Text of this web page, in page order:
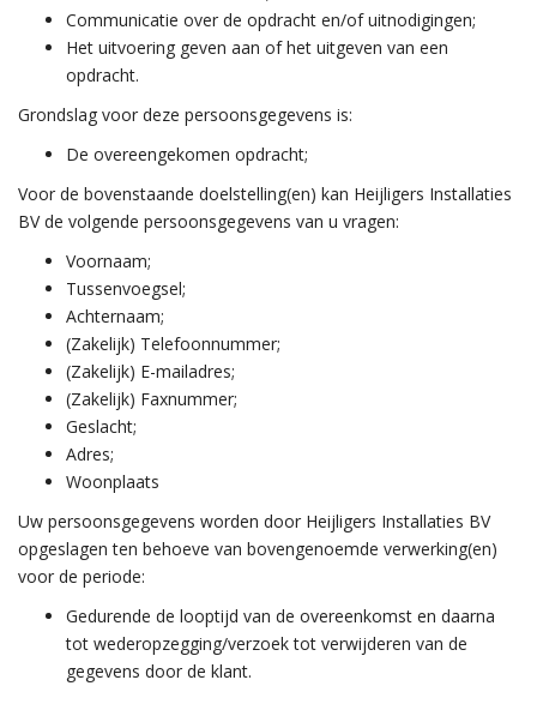
Communicatie over de opdracht en/of uitnodigingen;
Het uitvoering geven aan of het uitgeven van een
opdracht.
Grondslag voor deze persoonsgegevens is:
De overeengekomen opdracht;
Voor de bovenstaande doelstelling(en) kan Heijligers Installaties
BV de volgende persoonsgegevens van u vragen:
Voornaam;
Tussenvoegsel;
Achternaam;
(Zakelijk) Telefoonnummer;
(Zakelijk) E-mailadres;
(Zakelijk) Faxnummer;
Geslacht;
Adres;
Woonplaats
Uw persoonsgegevens worden door Heijligers Installaties BV
opgeslagen ten behoeve van bovengenoemde verwerking(en)
voor de periode:
Gedurende de looptijd van de overeenkomst en daarna
tot wederopzegging/verzoek tot verwijderen van de
gegevens door de klant.